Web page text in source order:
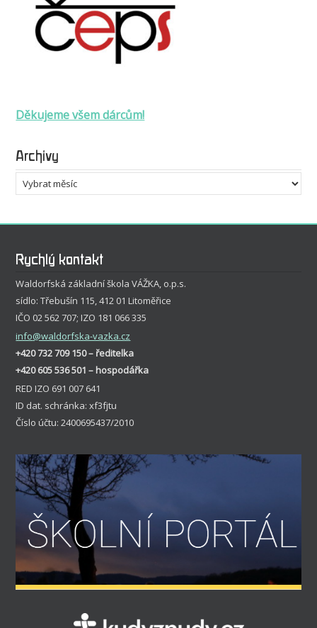
Děkujeme všem dárcům!
Archivy
Archivy
Rychlý kontakt
Waldorfská základní škola VÁŽKA, o.p.s.
sídlo: Třebušín 115, 412 01 Litoměřice
IČO 02 562 707; IZO 181 066 335
info@waldorfska-vazka.cz
+420 732 709 150 – ředitelka
+420 605 536 501 – hospodářka
RED IZO 691 007 641
ID dat. schránka: xf3fjtu
Číslo účtu: 2400695437/2010